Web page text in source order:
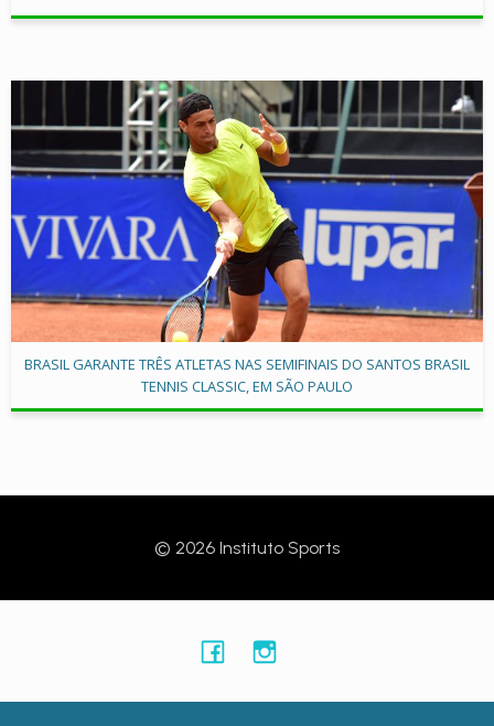
BRASIL GARANTE TRÊS ATLETAS NAS SEMIFINAIS DO SANTOS BRASIL
TENNIS CLASSIC, EM SÃO PAULO
© 2026 Instituto Sports